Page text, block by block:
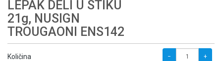
LEPAK DELI U STIKU
21g, NUSIGN
TROUGAONI ENS142
Količina − +